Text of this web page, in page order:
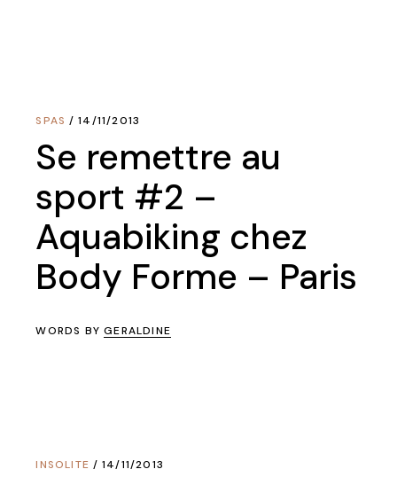
SPAS 14/11/2013
Se remettre au
sport #2 –
Aquabiking chez
Body Forme – Paris
WORDS BYGERALDINE
INSOLITE 14/11/2013